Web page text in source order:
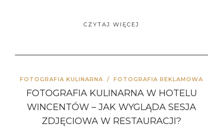
CZYTAJ WIĘCEJ
FOTOGRAFIA KULINARNA / FOTOGRAFIA REKLAMOWA
FOTOGRAFIA KULINARNA W HOTELU
WINCENTÓW – JAK WYGLĄDA SESJA
ZDJĘCIOWA W RESTAURACJI?